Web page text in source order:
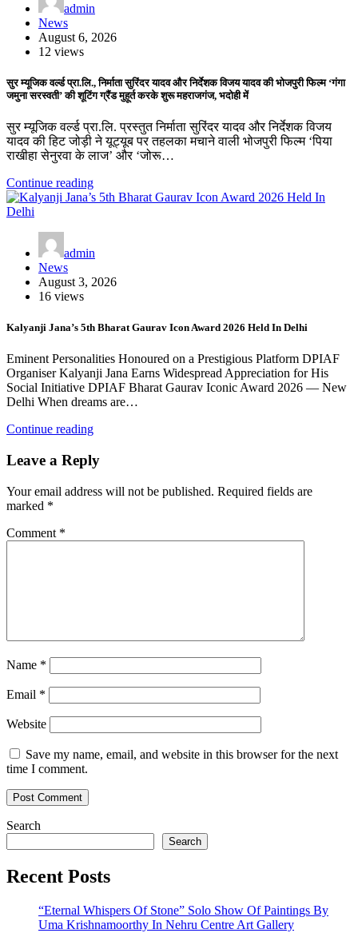
admin
News
August 6, 2026
12 views
सुर म्यूजिक वर्ल्ड प्रा.लि., निर्माता सुरिंदर यादव और निर्देशक विजय यादव की भोजपुरी फिल्म ‘गंगा
जमुना सरस्वती’ की शूटिंग ग्रैंड मुहूर्त करके शुरू महराजगंज, भदोही में
सुर म्यूजिक वर्ल्ड प्रा.लि. प्रस्तुत निर्माता सुरिंदर यादव और निर्देशक विजय
यादव की हिट जोड़ी ने यूट्यूब पर तहलका मचाने वाली भोजपुरी फिल्म ‘पिया
राखीहा सेनुरवा के लाज’ और ‘जोरू…
Continue reading
admin
News
August 3, 2026
16 views
Kalyanji Jana’s 5th Bharat Gaurav Icon Award 2026 Held In Delhi
Eminent Personalities Honoured on a Prestigious Platform DPIAF
Organiser Kalyanji Jana Earns Widespread Appreciation for His
Social Initiative DPIAF Bharat Gaurav Iconic Award 2026 — New
Delhi When dreams are…
Continue reading
Leave a Reply
Your email address will not be published. Required fields are
marked *
Comment *
Name *
Email *
Website
Save my name, email, and website in this browser for the next
time I comment.
Search
Search
Recent Posts
“Eternal Whispers Of Stone” Solo Show Of Paintings By
Uma Krishnamoorthy In Nehru Centre Art Gallery